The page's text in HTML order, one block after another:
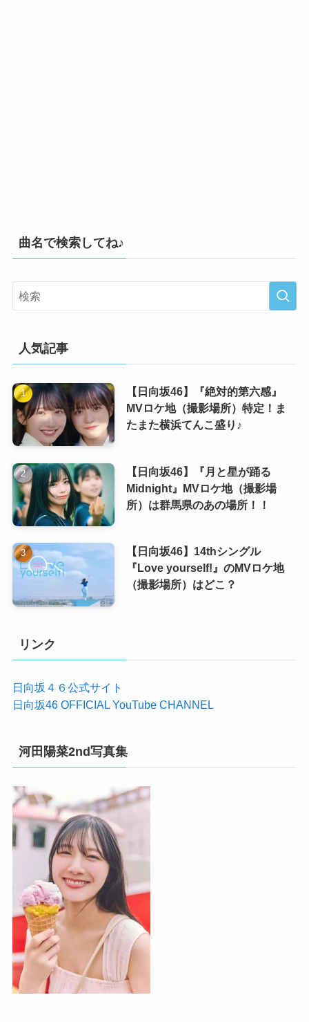
曲名で検索してね♪
人気記事
【日向坂46】『絶対的第六感』
MVロケ地（撮影場所）特定！ま
たまた横浜てんこ盛り♪
【日向坂46】『月と星が踊る
Midnight』MVロケ地（撮影場
所）は群馬県のあの場所！！
【日向坂46】14thシングル
『Love yourself!』のMVロケ地
（撮影場所）はどこ？
リンク
日向坂４６公式サイト
日向坂46 OFFICIAL YouTube CHANNEL
河田陽菜2nd写真集